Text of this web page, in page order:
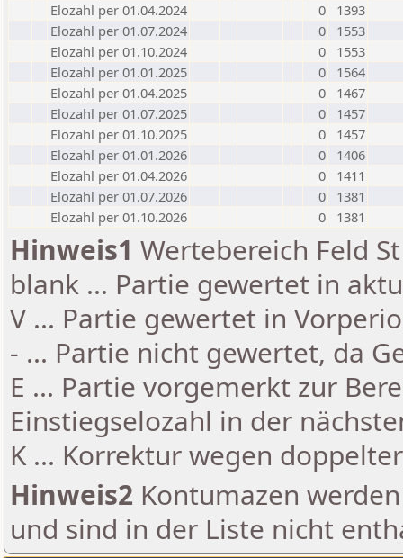
Elozahl per 01.04.2024
0
1393
Elozahl per 01.07.2024
0
1553
Elozahl per 01.10.2024
0
1553
Elozahl per 01.01.2025
0
1564
Elozahl per 01.04.2025
0
1467
Elozahl per 01.07.2025
0
1457
Elozahl per 01.10.2025
0
1457
Elozahl per 01.01.2026
0
1406
Elozahl per 01.04.2026
0
1411
Elozahl per 01.07.2026
0
1381
Elozahl per 01.10.2026
0 1381
Hinweis1 Wertebereich Feld
blank ... Partie gewertet in
V ... Partie gewertet in
- ... Partie nicht gewertet, da
E ... Partie vorgemerkt zur
Einstiegselozahl in der
K ... Korrektur wegen
Hinweis2 Kontumazen
und sind in der Liste nicht